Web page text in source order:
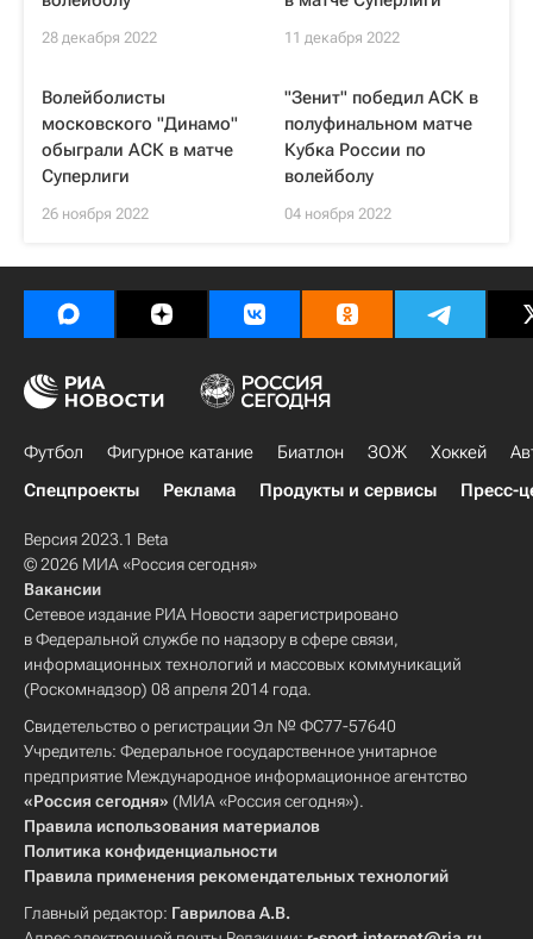
28 декабря 2022 11 декабря 2022
Волейболисты
московского "Динамо"
обыграли АСК в матче
Суперлиги
26 ноября 2022
"Зенит" победил АСК в
полуфинальном матче
Кубка России по
волейболу
04 ноября 2022
Футбол Фигурное катание Биатлон ЗОЖ Хоккей
Спецпроекты
Реклама Продукты и сервисы Пресс-
Версия 2023.1 Beta
© 2026 МИА «Россия сегодня»
Вакансии
Сетевое издание РИА Новости зарегистрировано
в Федеральной службе по надзору в сфере связи,
информационных технологий и массовых коммуникаций
(Роскомнадзор) 08 апреля 2014 года.
Свидетельство о регистрации Эл № ФС77-57640
Учредитель: Федеральное государственное унитарное
предприятие Международное информационное агентство
«Россия сегодня» (МИА «Россия сегодня»).
Правила использования материалов
Политика конфиденциальности
Правила применения рекомендательных технологий
Главный редактор: Гаврилова А.В.